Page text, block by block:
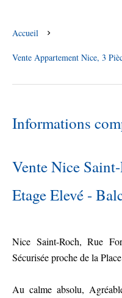
Accueil
Vente Appartement Nice, 3
Informations
Vente Nice
Etage Elevé -
Nice Saint-Roch, Rue
Sécurisée proche de la
Au calme absolu,